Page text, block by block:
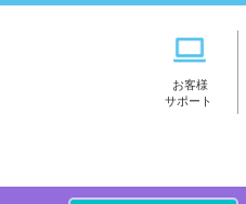
お客様
サポート